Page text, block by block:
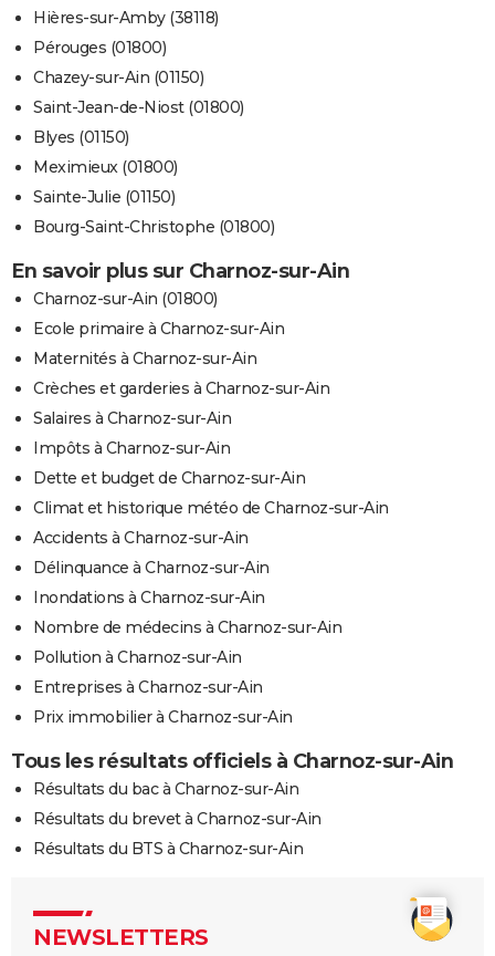
Hières-sur-Amby (38118)
Pérouges (01800)
Chazey-sur-Ain (01150)
Saint-Jean-de-Niost (01800)
Blyes (01150)
Meximieux (01800)
Sainte-Julie (01150)
Bourg-Saint-Christophe (01800)
En savoir plus sur Charnoz-sur-Ain
Charnoz-sur-Ain (01800)
Ecole primaire à Charnoz-sur-Ain
Maternités à Charnoz-sur-Ain
Crèches et garderies à Charnoz-sur-Ain
Salaires à Charnoz-sur-Ain
Impôts à Charnoz-sur-Ain
Dette et budget de Charnoz-sur-Ain
Climat et historique météo de Charnoz-sur-Ain
Accidents à Charnoz-sur-Ain
Délinquance à Charnoz-sur-Ain
Inondations à Charnoz-sur-Ain
Nombre de médecins à Charnoz-sur-Ain
Pollution à Charnoz-sur-Ain
Entreprises à Charnoz-sur-Ain
Prix immobilier à Charnoz-sur-Ain
Tous les résultats officiels à Charnoz-sur-Ain
Résultats du bac à Charnoz-sur-Ain
Résultats du brevet à Charnoz-sur-Ain
Résultats du BTS à Charnoz-sur-Ain
NEWSLETTERS